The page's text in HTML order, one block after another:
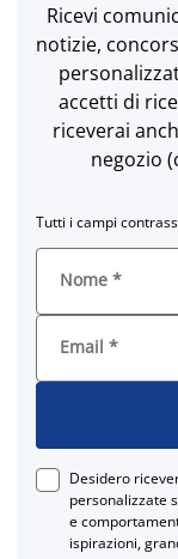
Ricevi
notizie,
accetti di
riceverai
negozio
Tutti i campi
Nome *
Email *
Desidero
personalizzate
e
ispirazioni,